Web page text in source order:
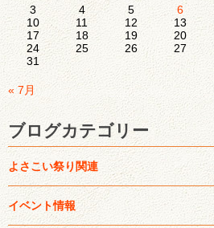
3
4 5 6
10
11 12 13
17
18 19 20
24
25 26 27
31
« 7月
ブログカテゴリー
よさこい祭り関連
イベント情報